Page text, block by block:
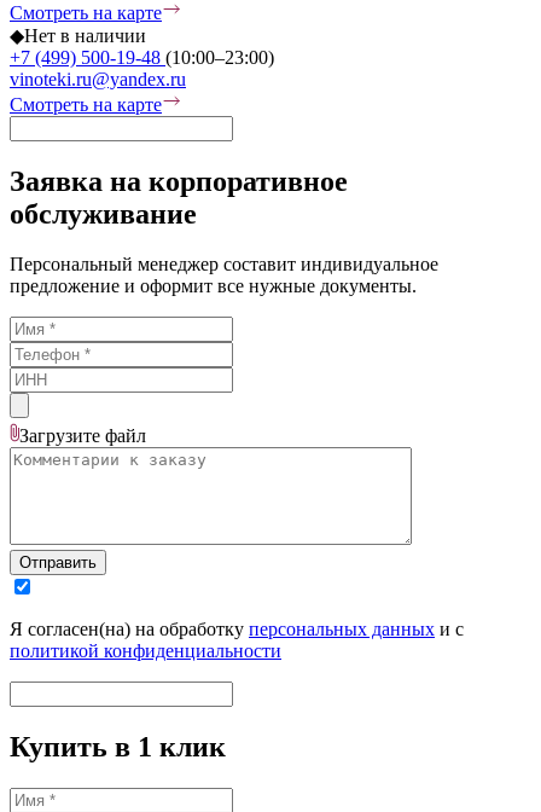
Смотреть на карте
◆Нет в наличии
+7 (499) 500-19-48 (10:00–23:00)
vinoteki.ru@yandex.ru
Смотреть на карте
Заявка на корпоративное
обслуживание
Персональный менеджер составит индивидуальное
предложение и оформит все нужные документы.
Загрузите файл
Отправить
Я согласен(на) на обработку персональных данных и с
политикой конфиденциальности
Купить в 1 клик